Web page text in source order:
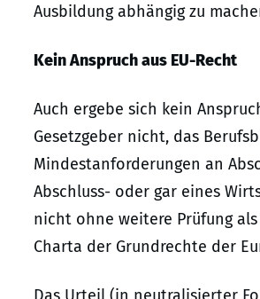
Ausbildung abhängig zu
Kein Anspruch aus EU-Recht
Auch ergebe sich kein
Gesetzgeber nicht, das
Mindestanforderungen an
Abschluss- oder gar eines
nicht ohne weitere Prüfung
Charta der Grundrechte der